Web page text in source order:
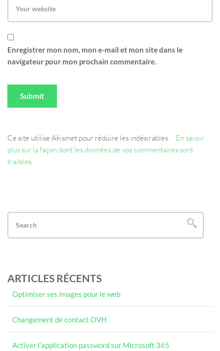
Enregistrer mon nom, mon e-mail et mon site dans le
navigateur pour mon prochain commentaire.
Ce site utilise Akismet pour réduire les indésirables.
En savoir
plus sur la façon dont les données de vos commentaires sont
traitées.
ARTICLES RÉCENTS
Optimiser ses images pour le web
Changement de contact OVH
Activer l’application password sur Microsoft 365